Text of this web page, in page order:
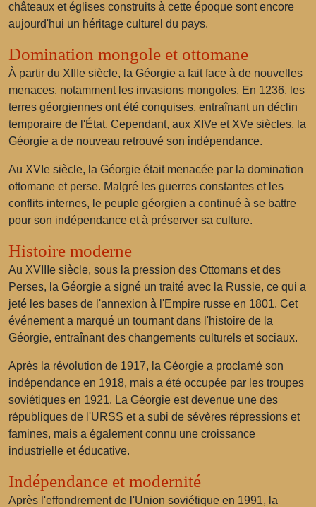
châteaux et églises construits à cette époque sont encore
aujourd'hui un héritage culturel du pays.
Domination mongole et ottomane
À partir du XIIIe siècle, la Géorgie a fait face à de nouvelles
menaces, notamment les invasions mongoles. En 1236, les
terres géorgiennes ont été conquises, entraînant un déclin
temporaire de l'État. Cependant, aux XIVe et XVe siècles, la
Géorgie a de nouveau retrouvé son indépendance.
Au XVIe siècle, la Géorgie était menacée par la domination
ottomane et perse. Malgré les guerres constantes et les
conflits internes, le peuple géorgien a continué à se battre
pour son indépendance et à préserver sa culture.
Histoire moderne
Au XVIIIe siècle, sous la pression des Ottomans et des
Perses, la Géorgie a signé un traité avec la Russie, ce qui a
jeté les bases de l'annexion à l'Empire russe en 1801. Cet
événement a marqué un tournant dans l'histoire de la
Géorgie, entraînant des changements culturels et sociaux.
Après la révolution de 1917, la Géorgie a proclamé son
indépendance en 1918, mais a été occupée par les troupes
soviétiques en 1921. La Géorgie est devenue une des
républiques de l'URSS et a subi de sévères répressions et
famines, mais a également connu une croissance
industrielle et éducative.
Indépendance et modernité
Après l'effondrement de l'Union soviétique en 1991, la